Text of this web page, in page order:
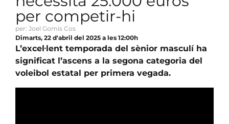
per competir-hi
per: Joel Gomis Cos
Dimarts, 22 d'abril del 2025 a les 12:00h
L’excel·lent temporada del sènior masculí ha
significat l’ascens a la segona categoria del
voleibol estatal per primera vegada.